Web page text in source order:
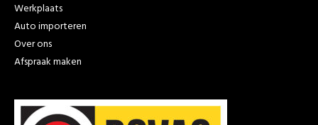
Werkplaats
Auto importeren
Over ons
Afspraak maken